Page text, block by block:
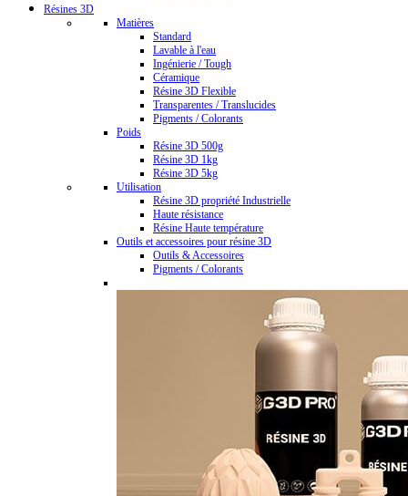
Résines 3D
Matières
Standard
Lavable à l'eau
Ingénierie / Tough
Céramique
Résine 3D Flexible
Transparentes / Translucides
Pigments / Colorants
Poids
Résine 3D 500g
Résine 3D 1kg
Résine 3D 5kg
Utilisation
Résine 3D propriété Industrielle
Haute résistance
Résine Haute température
Outils et accessoires pour résine 3D
Outils & Accessoires
Pigments / Colorants